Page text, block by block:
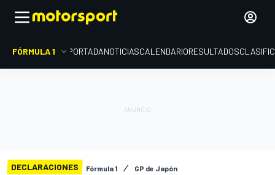
FÓRMULA 1 PORTADANOTICIASCALENDARIORESULTADOS
DECLARACIONES Fórmula 1 GP de Japón